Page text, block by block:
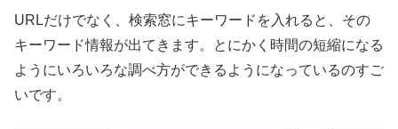
URLだけでなく、検索窓にキーワードを入れると、その
キーワード情報が出てきます。とにかく時間の短縮になる
ようにいろいろな調べ方ができるようになっているのすご
いです。